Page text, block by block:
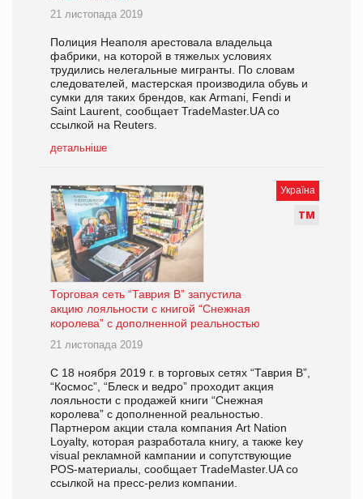
21 листопада 2019
Полиция Неаполя арестовала владельца
фабрики, на которой в тяжелых условиях
трудились нелегальные мигранты. По словам
следователей, мастерская производила обувь и
сумки для таких брендов, как Armani, Fendi и
Saint Laurent, сообщает TradeMaster.UA со
ссылкой на Reuters.
детальніше
Україна
ТМ
Торговая сеть “Таврия В” запустила
акцию лояльности с книгой “Снежная
королева” с дополненной реальностью
21 листопада 2019
С 18 ноября 2019 г. в торговых сетях “Таврия В”,
“Космос”, “Блеск и ведро” проходит акция
лояльности с продажей книги “Снежная
королева” с дополненной реальностью.
Партнером акции стала компания Art Nation
Loyalty, которая разработала книгу, а также key
visual рекламной кампании и сопутствующие
POS-материалы, сообщает TradeMaster.UA со
ссылкой на пресс-релиз компании.